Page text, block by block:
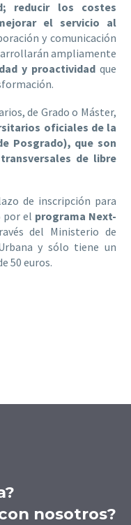
; reducir los costes
el servicio al
y comunicación
ampliamente
y proactividad que
de Grado o Máster,
oficiales de la
Posgrado), que son
de libre
de inscripción para
por el programa Next-
del Ministerio de
y sólo tiene un
50 euros.
nosotros?